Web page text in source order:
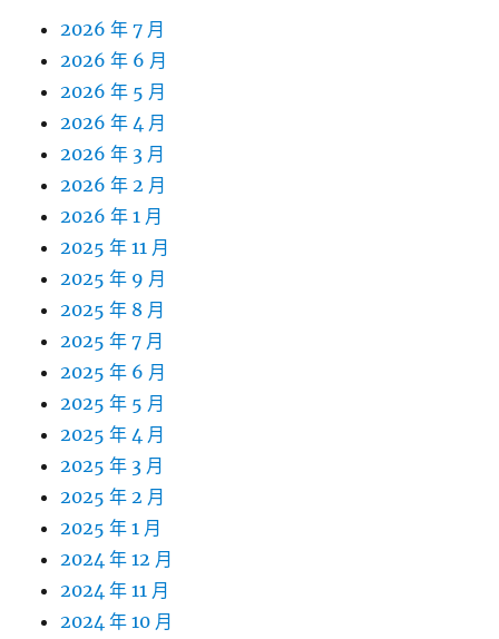
2026 年 7 月
2026 年 6 月
2026 年 5 月
2026 年 4 月
2026 年 3 月
2026 年 2 月
2026 年 1 月
2025 年 11 月
2025 年 9 月
2025 年 8 月
2025 年 7 月
2025 年 6 月
2025 年 5 月
2025 年 4 月
2025 年 3 月
2025 年 2 月
2025 年 1 月
2024 年 12 月
2024 年 11 月
2024 年 10 月